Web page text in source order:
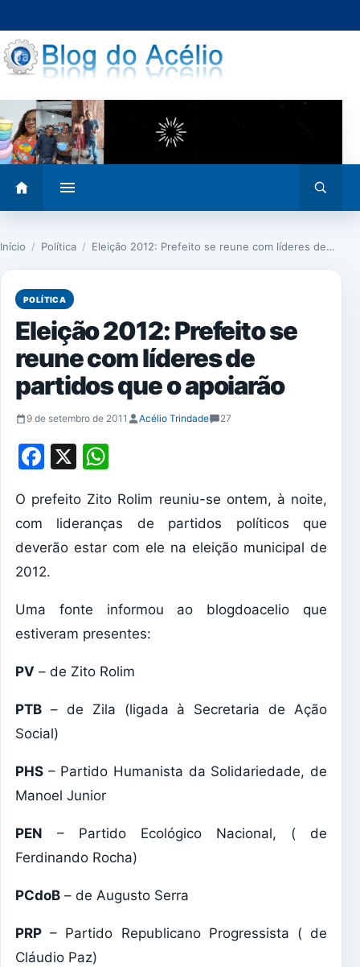
para
o
conteúdo
menu
busca
Início / Política / Eleição 2012: Prefeito se reune com líderes de…
POLÍTICA
Eleição 2012: Prefeito se
reune com líderes de
partidos que o apoiarão
9 de setembro de 2011 Acélio Trindade 27
Facebook
X
O prefeito Zito Rolim reuniu-se ontem, à noite,
com lideranças de partidos políticos que
deverão estar com ele na eleição municipal de
2012.
Uma fonte informou ao blogdoacelio que
estiveram presentes:
PV – de Zito Rolim
PTB – de Zila (ligada à Secretaria de Ação
Social)
PHS – Partido Humanista da Solidariedade, de
Manoel Junior
PEN – Partido Ecológico Nacional, ( de
Ferdinando Rocha)
PCdoB – de Augusto Serra
PRP – Partido Republicano Progressista ( de
Cláudio Paz)